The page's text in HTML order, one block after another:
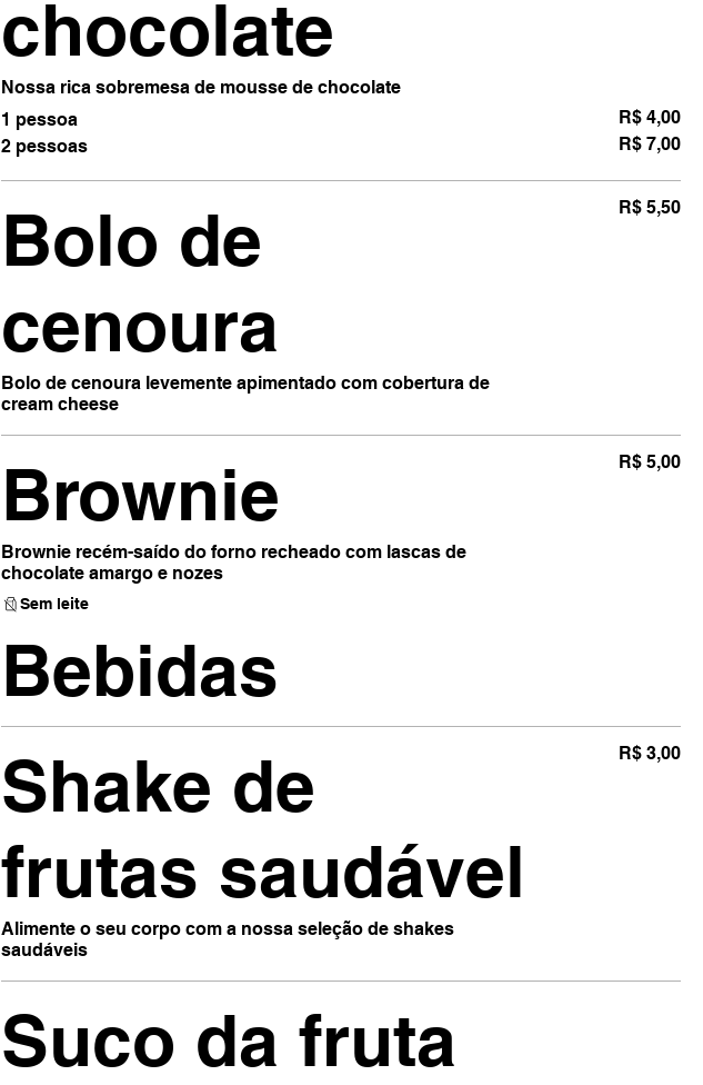
chocolate
Nossa rica sobremesa de mousse de chocolate
1 pessoa
R$ 4,00
2 pessoas
R$ 7,00
Bolo de
cenoura
Bolo de cenoura levemente apimentado com cobertura de
cream cheese
R$ 5,50
Brownie
Brownie recém-saído do forno recheado com lascas de
chocolate amargo e nozes
R$ 5,00
Sem leite
Bebidas
Shake de
frutas saudável
Alimente o seu corpo com a nossa seleção de shakes
saudáveis
R$ 3,00
Suco da fruta